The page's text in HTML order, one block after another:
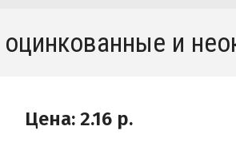
и
Цена:2.16 р.